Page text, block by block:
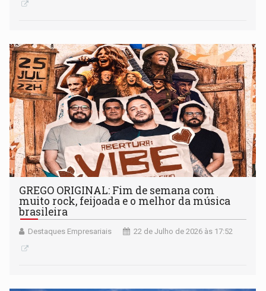
GREGO ORIGINAL: Fim de semana com
muito rock, feijoada e o melhor da música
brasileira
Destaques Empresariais 22 de Julho de 2026 às 17:52